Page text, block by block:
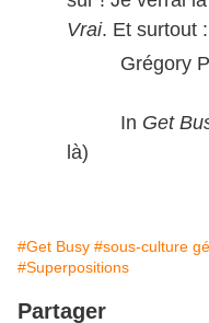
Vrai. Et surtout :
Grégory
In Get
là)
#Get Busy #sous-culture
#Superpositions
Partager